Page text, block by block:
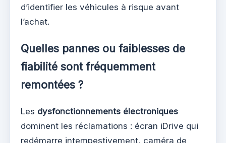
d’identifier les véhicules à risque avant
l’achat.
Quelles pannes ou faiblesses de
fiabilité sont fréquemment
remontées ?
Les dysfonctionnements électroniques
dominent les réclamations : écran iDrive qui
redémarre intempestivement, caméra de